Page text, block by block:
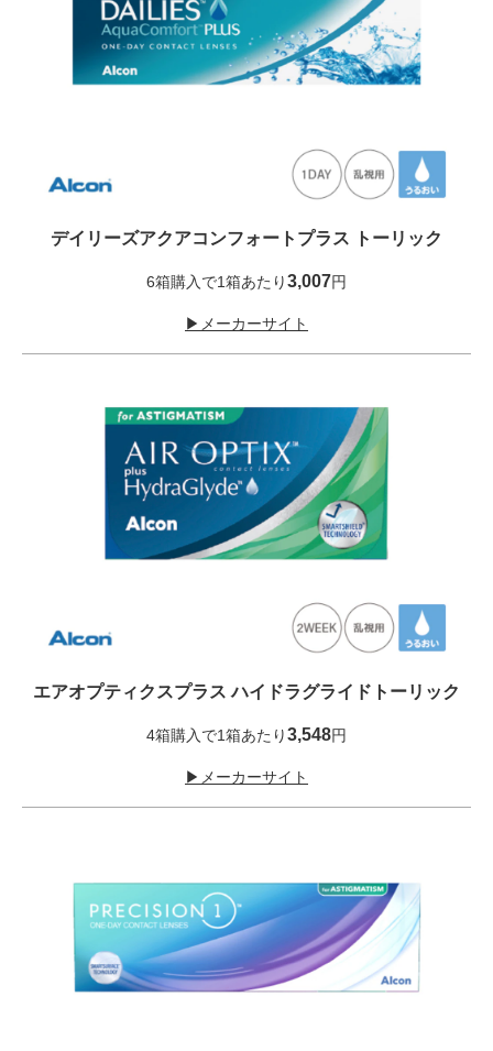
デイリーズアクアコンフォートプラス トーリック
6箱購入で1箱あたり3,007円
▶メーカーサイト
エアオプティクスプラス ハイドラグライドトーリック
4箱購入で1箱あたり3,548円
▶メーカーサイト